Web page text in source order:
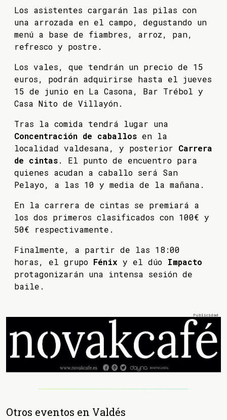
Los asistentes cargarán las pilas con
una arrozada en el campo, degustando un
menú a base de fiambres, arroz, pan,
refresco y postre.
Los vales, que tendrán un precio de 15
euros, podrán adquirirse hasta el jueves
15 de junio en La Casona, Bar Trébol y
Casa Nito de Villayón.
Tras la comida tendrá lugar una
Concentración de caballos en la
localidad valdesana, y posterior Carrera
de cintas. El punto de encuentro para
quienes acudan a caballo será San
Pelayo, a las 10 y media de la mañana.
En la carrera de cintas se premiará a
los dos primeros clasificados con 100€ y
50€ respectivamente.
Finalmente, a partir de las 18:00
horas, el grupo Fénix y el dúo Impacto
protagonizarán una intensa sesión de
baile.
Otros eventos en Valdés